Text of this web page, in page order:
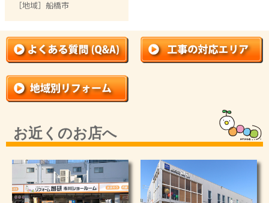
［地域］ 船橋市
お近くのお店へ